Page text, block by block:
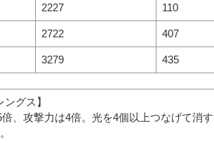
2227 110
2722 407
3279 435
グス】
、攻撃力は4倍。光を4個以上つなげて消